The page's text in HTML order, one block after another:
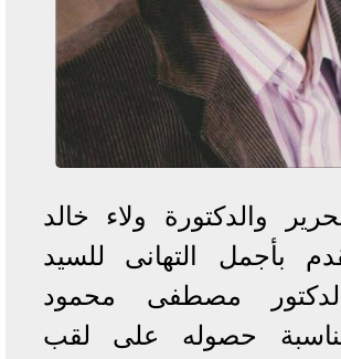
والدكتورة ولاء خالد
بأجمل التهانى للسيد
الدكتور مصطفى محمود
حصوله على لقب